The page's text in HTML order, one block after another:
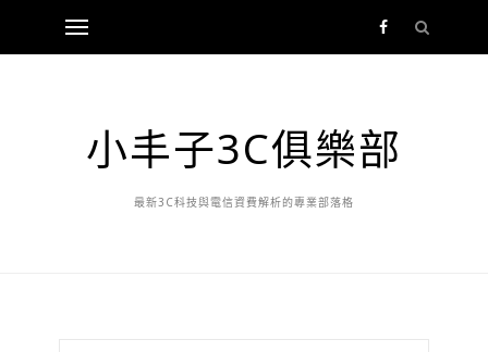
小丰子3C俱樂部
最新3C科技與電信資費解析的專業部落格